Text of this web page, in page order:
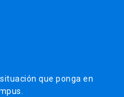
que ponga en